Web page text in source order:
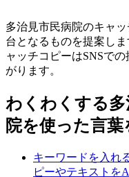
多治見市民病院のキャ
台となるものを提案し
ャッチコピーはSNSで
がります。
わくわくする多
院を使った言
キーワードを入れ
ピーやテキストを